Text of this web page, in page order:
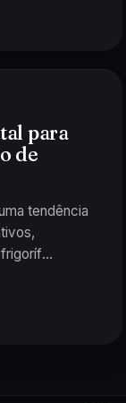
para
de
tendência
…